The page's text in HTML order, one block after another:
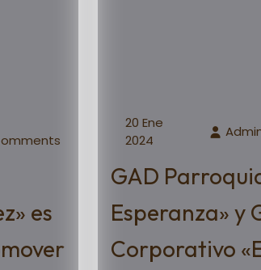
es
20 Ene
2024
GAD
Esperanza» y
Corporativo